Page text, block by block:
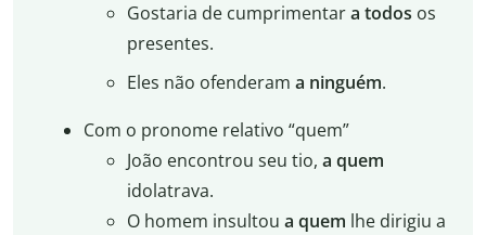
Gostaria de cumprimentara todos os
presentes.
Eles não ofenderam a ninguém.
Com o pronome relativo “quem”
João encontrou seu tio, a quem
idolatrava.
O homem insultou a quem lhe dirigiu a